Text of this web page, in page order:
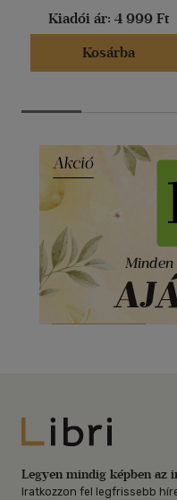
Kiadói ár: 4 999 Ft
Kosárba
Libri
Legyen mindig képben az
Iratkozzon fel legfrissebb